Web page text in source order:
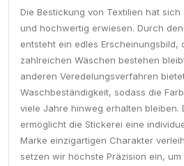
Die Bestickung von Textilien hat
und hochwertig erwiesen. Durch
entsteht ein edles Erscheinungsbild,
zahlreichen Wäschen bestehen
anderen Veredelungsverfahren
Waschbeständigkeit, sodass die
viele Jahre hinweg erhalten bleiben.
ermöglicht die Stickerei eine
Marke einzigartigen Charakter
setzen wir höchste Präzision ein, um